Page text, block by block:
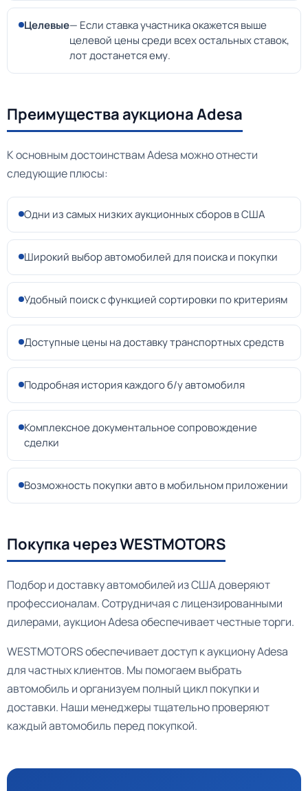
Целевые— Если ставка участника окажется выше
целевой цены среди всех остальных ставок,
лот достанется ему.
Преимущества аукциона Adesa
К основным достоинствам Adesa можно отнести
следующие плюсы:
Одни из самых низких аукционных сборов в США
Широкий выбор автомобилей для поиска и покупки
Удобный поиск с функцией сортировки по критериям
Доступные цены на доставку транспортных средств
Подробная история каждого б/у автомобиля
Комплексное документальное сопровождение
сделки
Возможность покупки авто в мобильном приложении
Покупка через WESTMOTORS
Подбор и доставку автомобилей из США доверяют
профессионалам. Сотрудничая с лицензированными
дилерами, аукцион Adesa обеспечивает честные торги.
WESTMOTORS обеспечивает доступ к аукциону Adesa
для частных клиентов. Мы помогаем выбрать
автомобиль и организуем полный цикл покупки и
доставки. Наши менеджеры тщательно проверяют
каждый автомобиль перед покупкой.